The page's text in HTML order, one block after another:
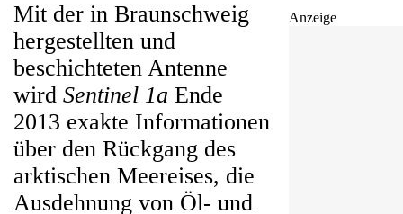
Anzeige
Mit der in Braunschweig
hergestellten und
beschichteten Antenne
wird Sentinel 1a Ende
2013 exakte Informationen
über den Rückgang des
arktischen Meereises, die
Ausdehnung von Öl- und